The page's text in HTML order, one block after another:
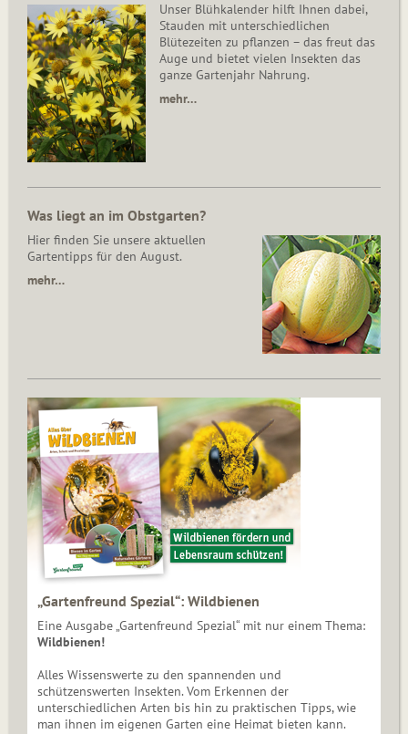
Unser Blühkalender hilft Ihnen dabei,
Stauden mit unterschiedlichen
Blütezeiten zu pflanzen – das freut das
Auge und bietet vielen Insekten das
ganze Gartenjahr Nahrung.
mehr…
Was liegt an im Obstgarten?
Hier finden Sie unsere aktuellen
Gartentipps für den August.
mehr…
„Gartenfreund Spezial“: Wildbienen
Eine Ausgabe „Gartenfreund Spezial“ mit nur einem Thema:
Wildbienen!
Alles Wissenswerte zu den spannenden und
schützenswerten Insekten. Vom Erkennen der
unterschiedlichen Arten bis hin zu praktischen Tipps, wie
man ihnen im eigenen Garten eine Heimat bieten kann.